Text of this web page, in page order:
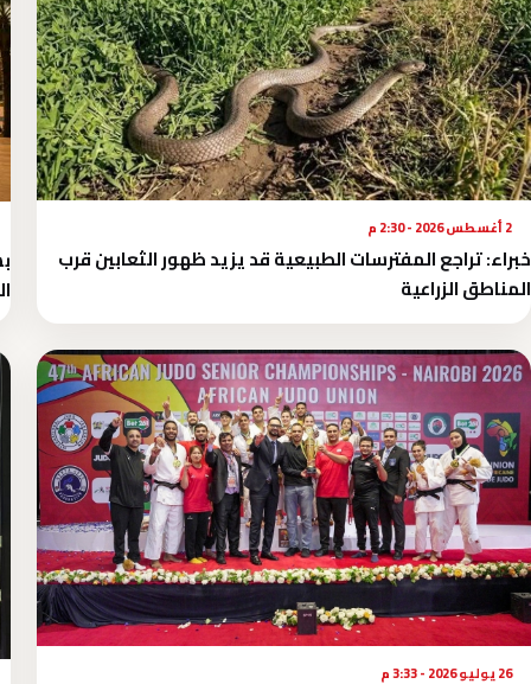
2 أغسطس 2026 - 2:30 م
خبراء: تراجع المفترسات الطبيعية قد يزيد ظهور الثعابين قرب
المناطق الزراعية
26 يوليو 2026 - 3:33 م